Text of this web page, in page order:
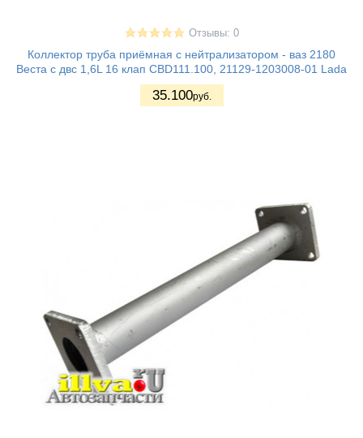
Отзывы: 0
Коллектор труба приёмная с нейтрализатором - ваз 2180
Веста с двс 1,6L 16 клап CBD111.100, 21129-1203008-01 Lada
35.100руб.